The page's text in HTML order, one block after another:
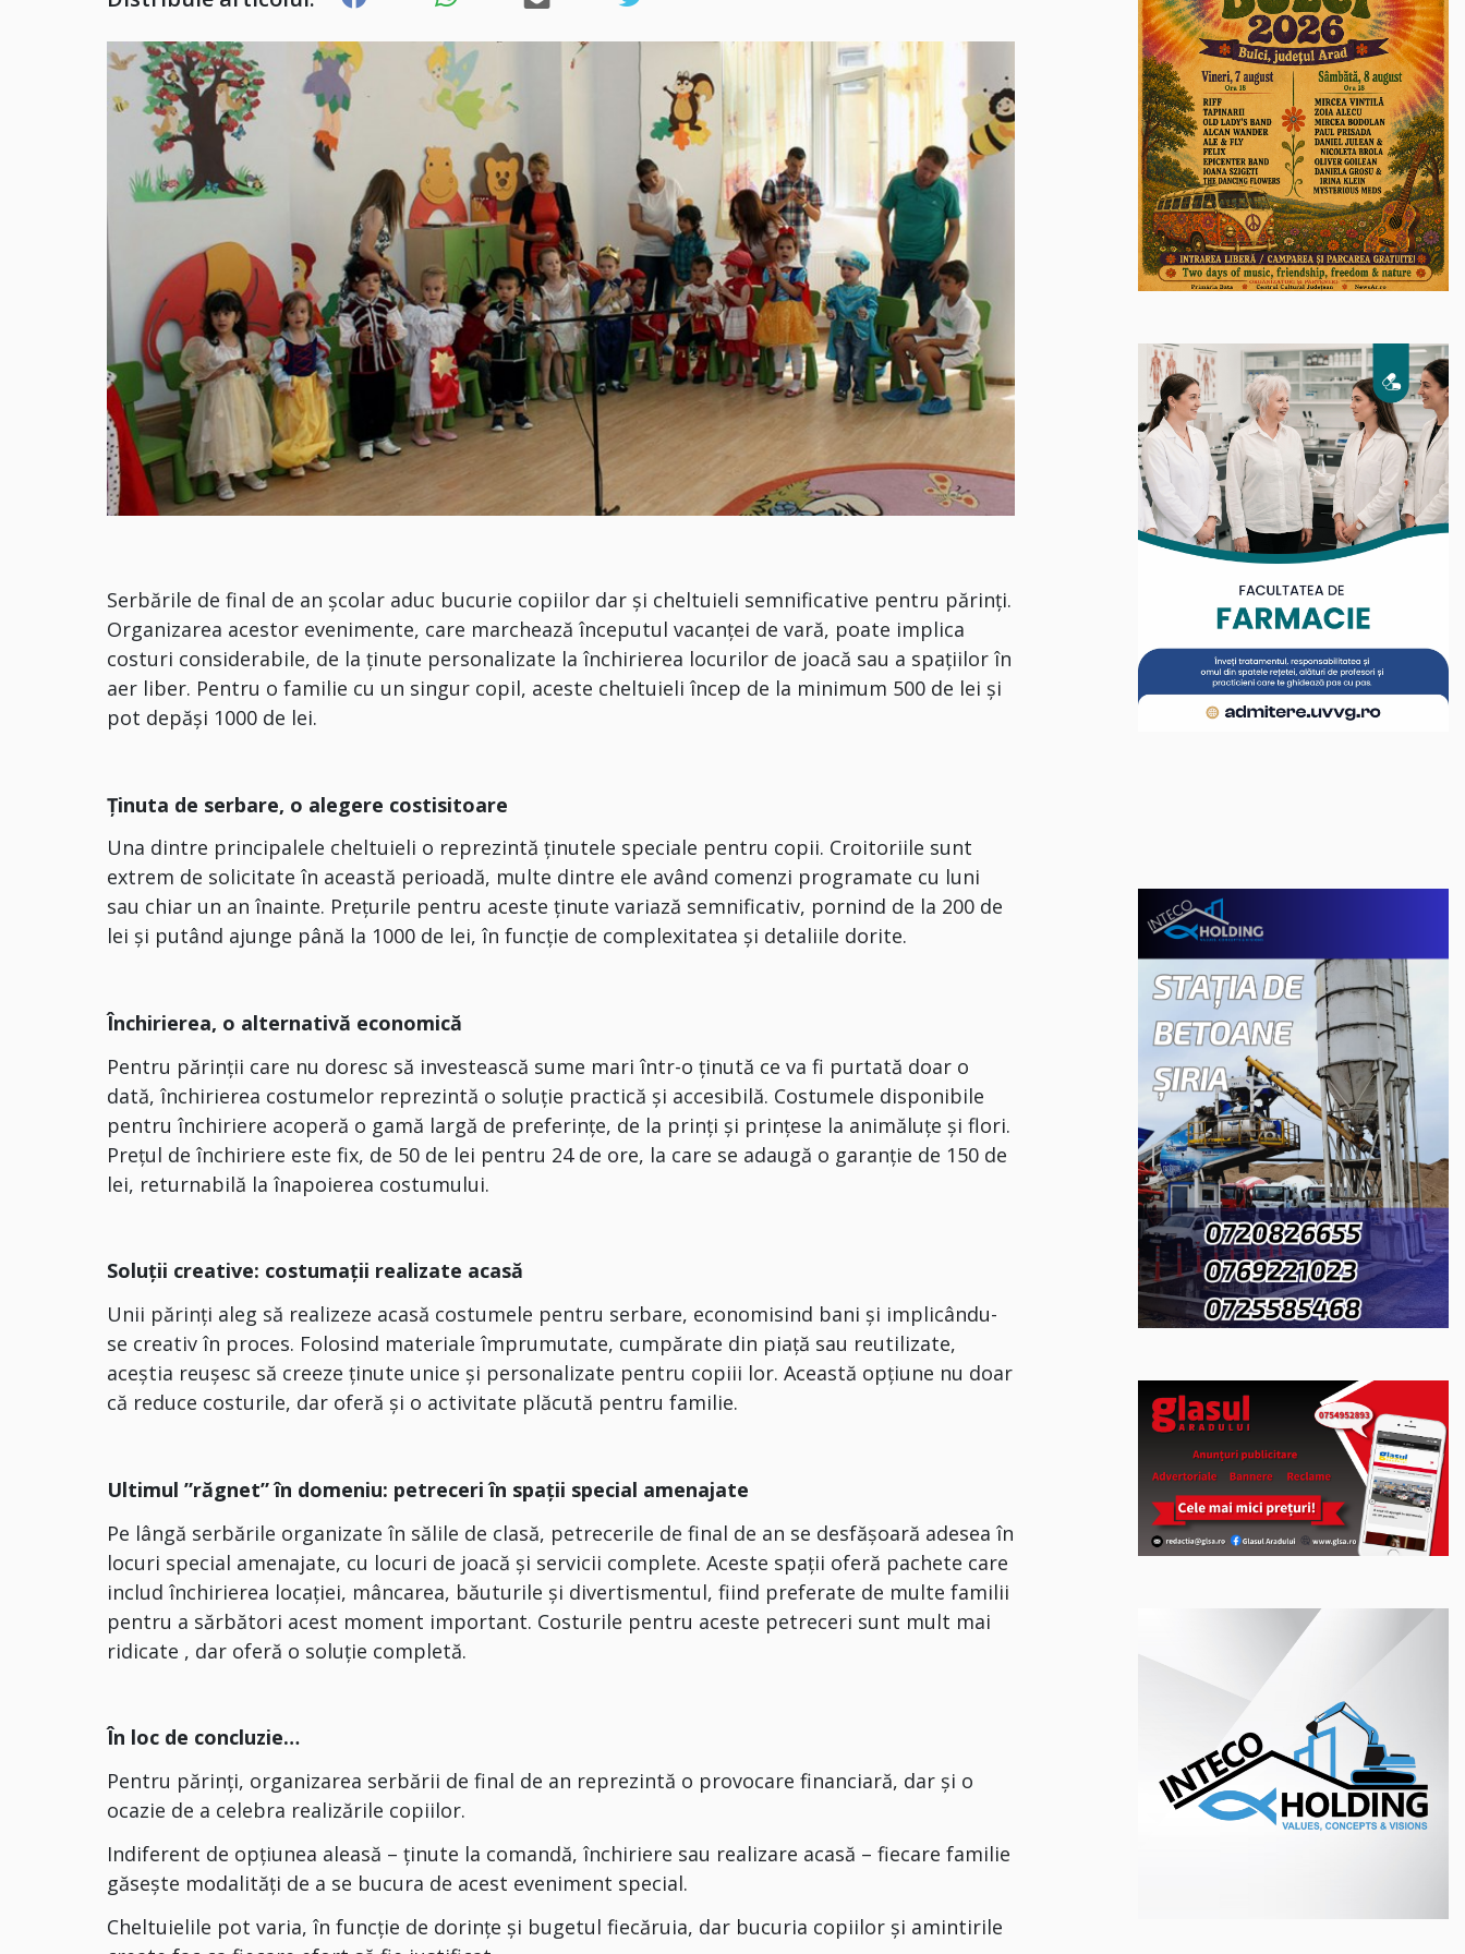
Serbările de final de an școlar aduc bucurie copiilor dar și cheltuieli semnificative pentru părinți.
Organizarea acestor evenimente, care marchează începutul vacanței de vară, poate implica
costuri considerabile, de la ținute personalizate la închirierea locurilor de joacă sau a spațiilor în
aer liber. Pentru o familie cu un singur copil, aceste cheltuieli încep de la minimum 500 de lei și
pot depăși 1000 de lei.
Ținuta de serbare, o alegere costisitoare
Una dintre principalele cheltuieli o reprezintă ținutele speciale pentru copii. Croitoriile sunt
extrem de solicitate în această perioadă, multe dintre ele având comenzi programate cu luni
sau chiar un an înainte. Prețurile pentru aceste ținute variază semnificativ, pornind de la 200 de
lei și putând ajunge până la 1000 de lei, în funcție de complexitatea și detaliile dorite.
Închirierea, o alternativă economică
Pentru părinții care nu doresc să investească sume mari într-o ținută ce va fi purtată doar o
dată, închirierea costumelor reprezintă o soluție practică și accesibilă. Costumele disponibile
pentru închiriere acoperă o gamă largă de preferințe, de la prinți și prințese la animăluțe și flori.
Prețul de închiriere este fix, de 50 de lei pentru 24 de ore, la care se adaugă o garanție de 150 de
lei, returnabilă la înapoierea costumului.
Soluții creative: costumații realizate acasă
Unii părinți aleg să realizeze acasă costumele pentru serbare, economisind bani și implicându-
se creativ în proces. Folosind materiale împrumutate, cumpărate din piață sau reutilizate,
aceștia reușesc să creeze ținute unice și personalizate pentru copiii lor. Această opțiune nu doar
că reduce costurile, dar oferă și o activitate plăcută pentru familie.
Ultimul ”răgnet” în domeniu: petreceri în spații special amenajate
Pe lângă serbările organizate în sălile de clasă, petrecerile de final de an se desfășoară adesea în
locuri special amenajate, cu locuri de joacă și servicii complete. Aceste spații oferă pachete care
includ închirierea locației, mâncarea, băuturile și divertismentul, fiind preferate de multe familii
pentru a sărbători acest moment important. Costurile pentru aceste petreceri sunt mult mai
ridicate , dar oferă o soluție completă.
În loc de concluzie…
Pentru părinți, organizarea serbării de final de an reprezintă o provocare financiară, dar și o
ocazie de a celebra realizările copiilor.
Indiferent de opțiunea aleasă – ținute la comandă, închiriere sau realizare acasă – fiecare familie
găsește modalități de a se bucura de acest eveniment special.
Cheltuielile pot varia, în funcție de dorințe și bugetul fiecăruia, dar bucuria copiilor și amintirile